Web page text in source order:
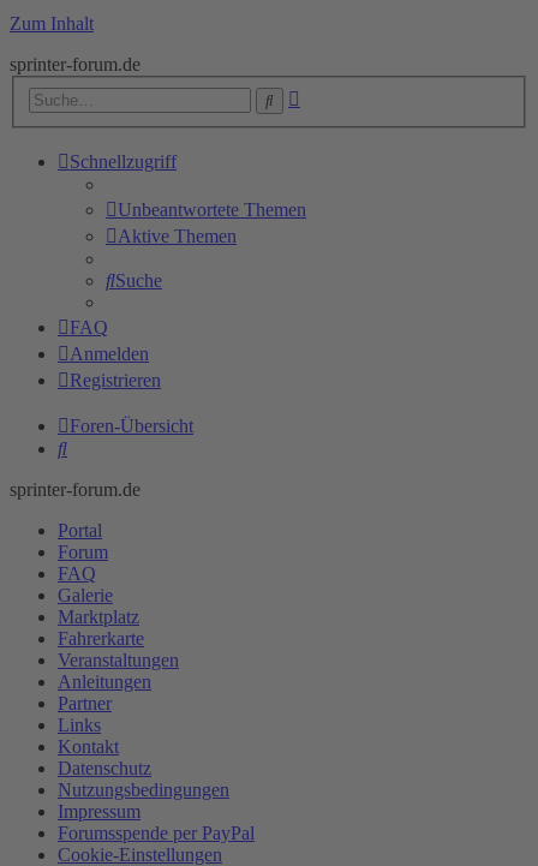
Zum Inhalt
sprinter-forum.de
Suche
Schnellzugriff
Unbeantwortete Themen
Aktive Themen
Suche
FAQ
Anmelden
Registrieren
Foren-Übersicht
Suche
sprinter-forum.de
Portal
Forum
FAQ
Galerie
Marktplatz
Fahrerkarte
Veranstaltungen
Anleitungen
Partner
Links
Kontakt
Datenschutz
Nutzungsbedingungen
Impressum
Forumsspende per PayPal
Cookie-Einstellungen